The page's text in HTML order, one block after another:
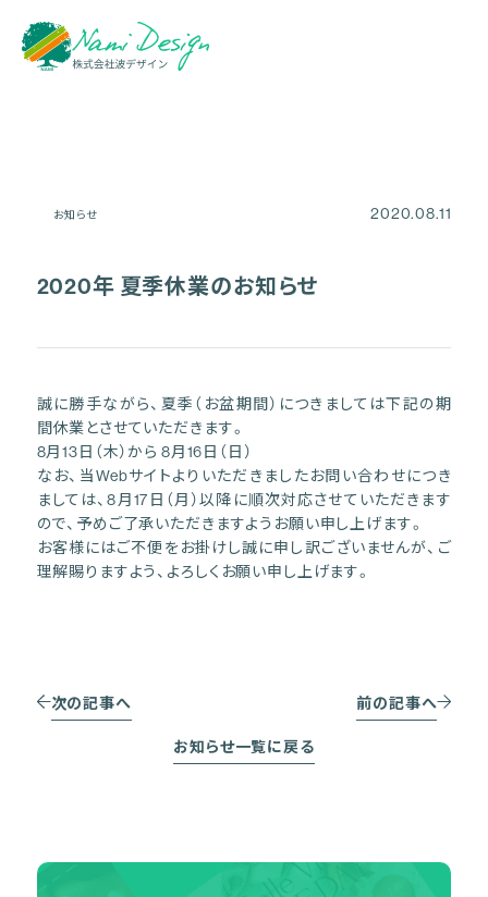
2020年 夏季休業のお知らせ
2020.08.11
お知らせ
誠に勝手ながら、夏季（お盆期間）につきましては下記の期
間休業とさせていただきます。
8月13日（木）から 8月16日（日）
なお、当Webサイトよりいただきましたお問い合わせにつき
ましては、8月17日（月）以降に順次対応させていただきます
ので、予めご了承いただきますようお願い申し上げます。
お客様にはご不便をお掛けし誠に申し訳ございませんが、ご
理解賜りますよう、よろしくお願い申し上げます。
次の記事へ
お知らせ一覧に戻る
前の記事へ